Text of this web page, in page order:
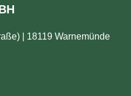
| 18119 Warnemünde